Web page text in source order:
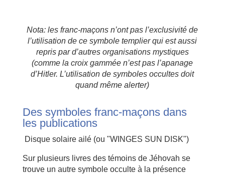
Nota: les franc-maçons n’ont pas l’exclusivité de
l’utilisation de ce symbole templier qui est aussi
repris par d’autres organisations mystiques
(comme la croix gammée n’est pas l’apanage
d’Hitler. L’utilisation de symboles occultes doit
quand même alerter)
Des symboles franc-maçons dans
les publications
Disque solaire ailé (ou "WINGES SUN DISK")
Sur plusieurs livres des témoins de Jéhovah se
trouve un autre symbole occulte à la présence